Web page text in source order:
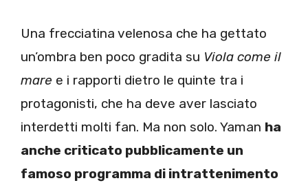
Una frecciatina velenosa che ha gettato
un’ombra ben poco gradita su Viola come il
mare e i rapporti dietro le quinte tra i
protagonisti, che ha deve aver lasciato
interdetti molti fan. Ma non solo. Yaman ha
anche criticato pubblicamente un
famoso programma di intrattenimento